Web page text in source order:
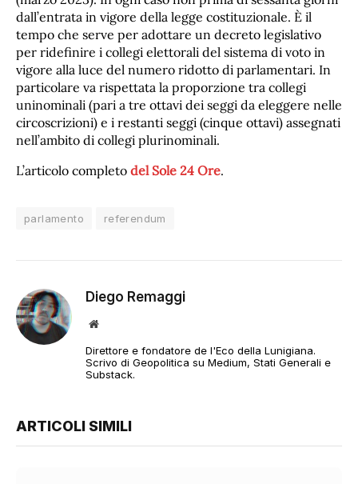
dall’entrata in vigore della legge costituzionale. È il
tempo che serve per adottare un decreto legislativo
per ridefinire i collegi elettorali del sistema di voto in
vigore alla luce del numero ridotto di parlamentari. In
particolare va rispettata la proporzione tra collegi
uninominali (pari a tre ottavi dei seggi da eleggere nelle
circoscrizioni) e i restanti seggi (cinque ottavi) assegnati
nell’ambito di collegi plurinominali.
L’articolo completo del Sole 24 Ore.
parlamento referendum
Diego Remaggi
Sito
Direttore e fondatore de l'Eco della Lunigiana.
Scrivo di Geopolitica su Medium, Stati Generali e
Substack.
ARTICOLI SIMILI